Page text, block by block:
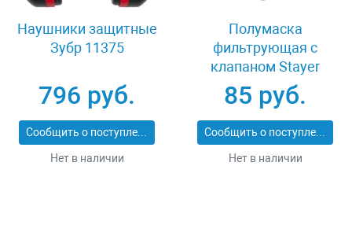
Наушники защитные
Зубр 11375
796 руб.
Сообщить о поступлении
Нет в наличии
Полумаска
фильтрующая с
клапаном Stayer
MASTER 11116
85 руб.
Сообщить о поступлении
Нет в наличии